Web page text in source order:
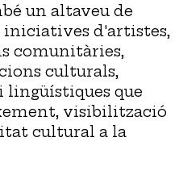
un altaveu de
iniciatives d'artistes,
comunitàries,
culturals,
lingüístiques que
visibilització
cultural a la